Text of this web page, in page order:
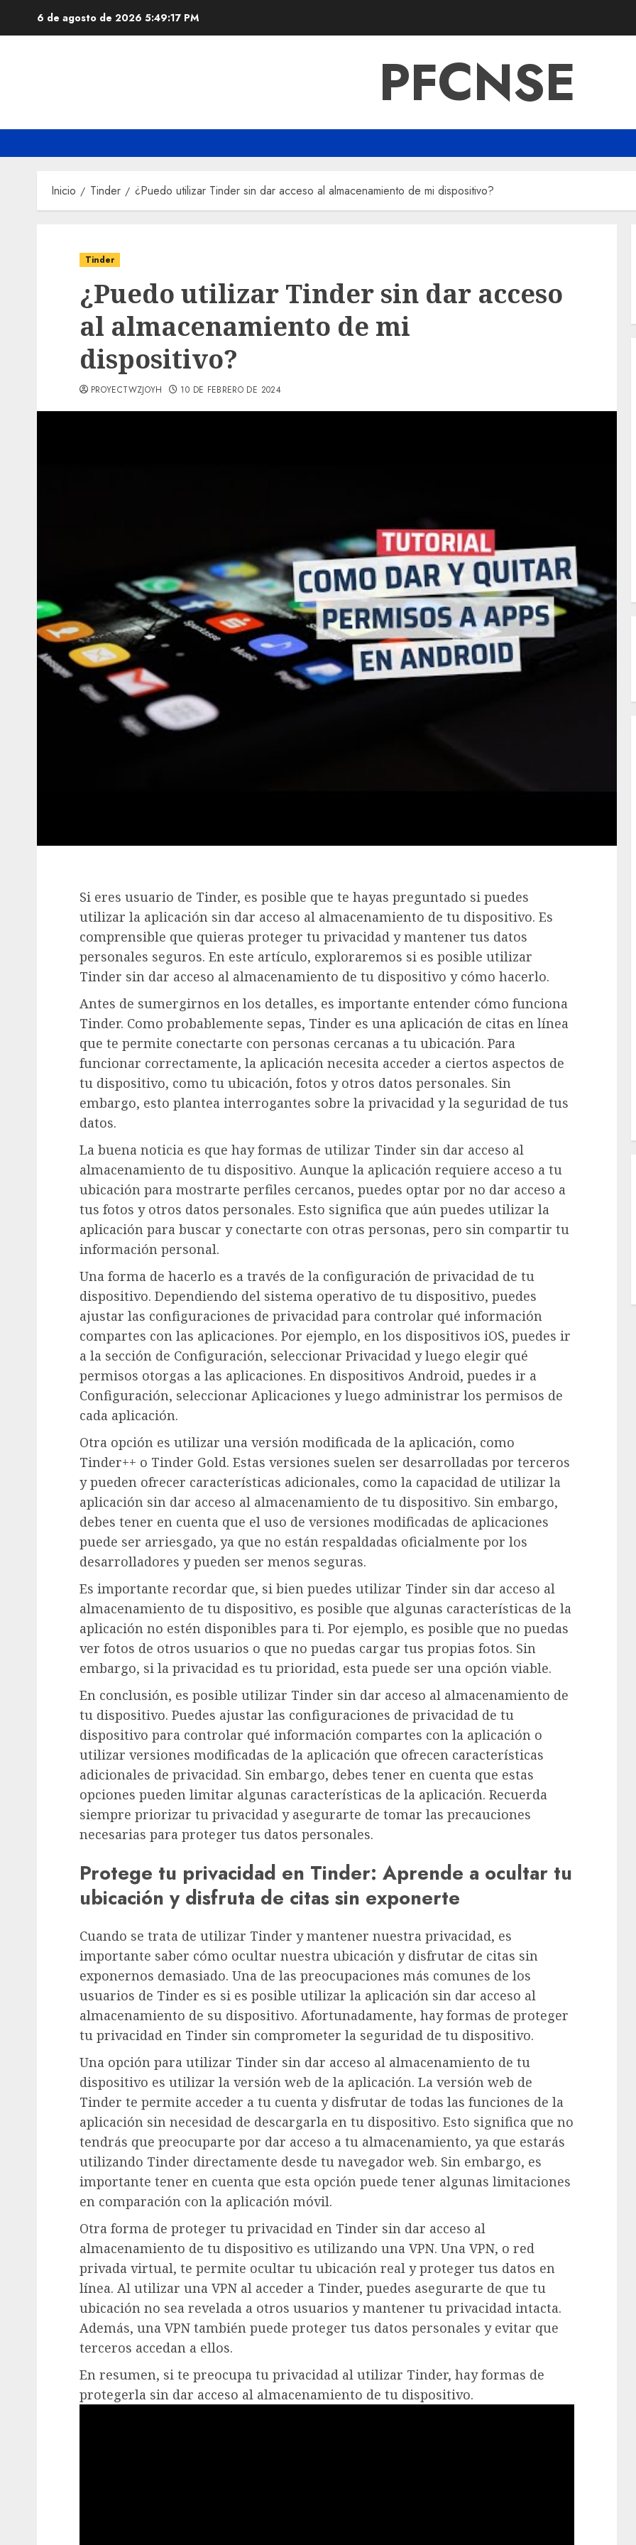
6 de agosto de 2026 5:49:18 PM
PFCNSE
Inicio Tinder ¿Puedo utilizar Tinder sin dar acceso al almacenamiento de mi dispositivo?
Tinder
¿Puedo utilizar Tinder sin dar acceso
al almacenamiento de mi
dispositivo?
PROYECTWZJOYH 10 DE FEBRERO DE 2024
Si eres usuario de Tinder, es posible que te hayas preguntado si puedes
utilizar la aplicación sin dar acceso al almacenamiento de tu dispositivo. Es
comprensible que quieras proteger tu privacidad y mantener tus datos
personales seguros. En este artículo, exploraremos si es posible utilizar
Tinder sin dar acceso al almacenamiento de tu dispositivo y cómo hacerlo.
Antes de sumergirnos en los detalles, es importante entender cómo funciona
Tinder. Como probablemente sepas, Tinder es una aplicación de citas en línea
que te permite conectarte con personas cercanas a tu ubicación. Para
funcionar correctamente, la aplicación necesita acceder a ciertos aspectos de
tu dispositivo, como tu ubicación, fotos y otros datos personales. Sin
embargo, esto plantea interrogantes sobre la privacidad y la seguridad de tus
datos.
La buena noticia es que hay formas de utilizar Tinder sin dar acceso al
almacenamiento de tu dispositivo. Aunque la aplicación requiere acceso a tu
ubicación para mostrarte perfiles cercanos, puedes optar por no dar acceso a
tus fotos y otros datos personales. Esto significa que aún puedes utilizar la
aplicación para buscar y conectarte con otras personas, pero sin compartir tu
información personal.
Una forma de hacerlo es a través de la configuración de privacidad de tu
dispositivo. Dependiendo del sistema operativo de tu dispositivo, puedes
ajustar las configuraciones de privacidad para controlar qué información
compartes con las aplicaciones. Por ejemplo, en los dispositivos iOS, puedes ir
a la sección de Configuración, seleccionar Privacidad y luego elegir qué
permisos otorgas a las aplicaciones. En dispositivos Android, puedes ir a
Configuración, seleccionar Aplicaciones y luego administrar los permisos de
cada aplicación.
Otra opción es utilizar una versión modificada de la aplicación, como
Tinder++ o Tinder Gold. Estas versiones suelen ser desarrolladas por terceros
y pueden ofrecer características adicionales, como la capacidad de utilizar la
aplicación sin dar acceso al almacenamiento de tu dispositivo. Sin embargo,
debes tener en cuenta que el uso de versiones modificadas de aplicaciones
puede ser arriesgado, ya que no están respaldadas oficialmente por los
desarrolladores y pueden ser menos seguras.
Es importante recordar que, si bien puedes utilizar Tinder sin dar acceso al
almacenamiento de tu dispositivo, es posible que algunas características de la
aplicación no estén disponibles para ti. Por ejemplo, es posible que no puedas
ver fotos de otros usuarios o que no puedas cargar tus propias fotos. Sin
embargo, si la privacidad es tu prioridad, esta puede ser una opción viable.
En conclusión, es posible utilizar Tinder sin dar acceso al almacenamiento de
tu dispositivo. Puedes ajustar las configuraciones de privacidad de tu
dispositivo para controlar qué información compartes con la aplicación o
utilizar versiones modificadas de la aplicación que ofrecen características
adicionales de privacidad. Sin embargo, debes tener en cuenta que estas
opciones pueden limitar algunas características de la aplicación. Recuerda
siempre priorizar tu privacidad y asegurarte de tomar las precauciones
necesarias para proteger tus datos personales.
Protege tu privacidad en Tinder: Aprende a ocultar tu
ubicación y disfruta de citas sin exponerte
Cuando se trata de utilizar Tinder y mantener nuestra privacidad, es
importante saber cómo ocultar nuestra ubicación y disfrutar de citas sin
exponernos demasiado. Una de las preocupaciones más comunes de los
usuarios de Tinder es si es posible utilizar la aplicación sin dar acceso al
almacenamiento de su dispositivo. Afortunadamente, hay formas de proteger
tu privacidad en Tinder sin comprometer la seguridad de tu dispositivo.
Una opción para utilizar Tinder sin dar acceso al almacenamiento de tu
dispositivo es utilizar la versión web de la aplicación. La versión web de
Tinder te permite acceder a tu cuenta y disfrutar de todas las funciones de la
aplicación sin necesidad de descargarla en tu dispositivo. Esto significa que no
tendrás que preocuparte por dar acceso a tu almacenamiento, ya que estarás
utilizando Tinder directamente desde tu navegador web. Sin embargo, es
importante tener en cuenta que esta opción puede tener algunas limitaciones
en comparación con la aplicación móvil.
Otra forma de proteger tu privacidad en Tinder sin dar acceso al
almacenamiento de tu dispositivo es utilizando una VPN. Una VPN, o red
privada virtual, te permite ocultar tu ubicación real y proteger tus datos en
línea. Al utilizar una VPN al acceder a Tinder, puedes asegurarte de que tu
ubicación no sea revelada a otros usuarios y mantener tu privacidad intacta.
Además, una VPN también puede proteger tus datos personales y evitar que
terceros accedan a ellos.
En resumen, si te preocupa tu privacidad al utilizar Tinder, hay formas de
protegerla sin dar acceso al almacenamiento de tu dispositivo.